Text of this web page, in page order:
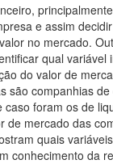
e assim
no mercado.
qual
do valor de
são companhias
foram os de
mercado das
quais
conhecimento da